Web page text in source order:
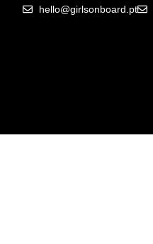
hello@girlsonboard.pt